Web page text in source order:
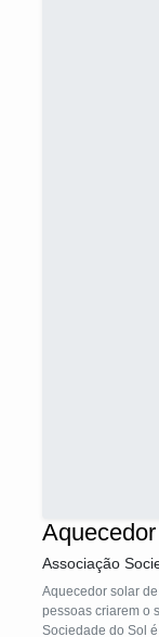
Associação
Aquecedor solar
pessoas criarem o
Sociedade do Sol